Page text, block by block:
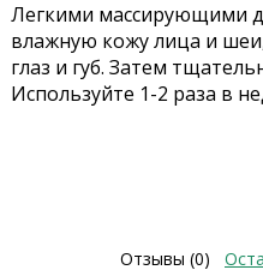
Легкими массирующими
влажную кожу лица и шеи,
глаз и губ. Затем
Используйте 1-2 раза в
Отзывы (0)